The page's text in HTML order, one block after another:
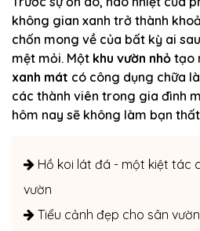
không gian xanh trở thành
chốn mong về của bất kỳ ai
mệt mỏi. Một khu vườn nhỏ tạo
xanh mát có công dụng chữa
các thành viên trong gia đình
hôm nay sẽ không làm bạn
Hồ koi lát đá - một kiệt tác
vườn
Tiểu cảnh đẹp cho sân